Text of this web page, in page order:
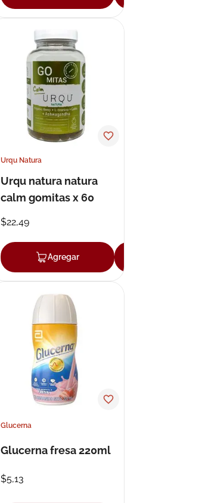
Agregar
Urqu Natura
Urqu natura natura
calm gomitas x 60
$22,49
Agregar
Glucerna
Glucerna fresa 220ml
$5,13